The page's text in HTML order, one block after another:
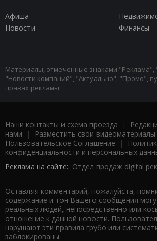
Афиша
Новости
Финансы
Материалы, отмеченные знаками "Реклама",
"Новости компаний", "Актуально", "Промо",
правах рекламы.
Наши контакты и схема проезда |
нами | Разместить свои видеоматериалы
Пользовательское Соглашение |
конфиденциальности и персональных
Реклама на сайте: Отдел продаж digital
Оставляя комментарий, пожалуйста,
содержание и тон Вашего сообщения
реальных людей, непосредственно или
отношение к данной новости.
нарушают эти правила грубо или
заблокированы.